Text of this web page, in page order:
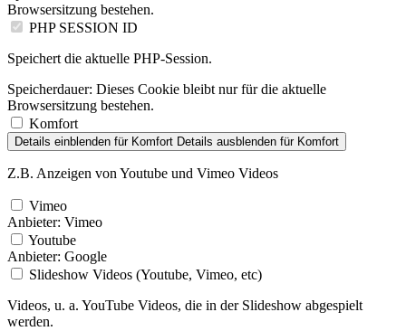
Browsersitzung bestehen.
PHP SESSION ID
Speichert die aktuelle PHP-Session.
Speicherdauer: Dieses Cookie bleibt nur für die aktuelle
Browsersitzung bestehen.
Komfort
Details einblenden für Komfort Details ausblenden für Komfort
Z.B. Anzeigen von Youtube und Vimeo Videos
Vimeo
Anbieter: Vimeo
Youtube
Anbieter: Google
Slideshow Videos (Youtube, Vimeo, etc)
Videos, u. a. YouTube Videos, die in der Slideshow abgespielt
werden.